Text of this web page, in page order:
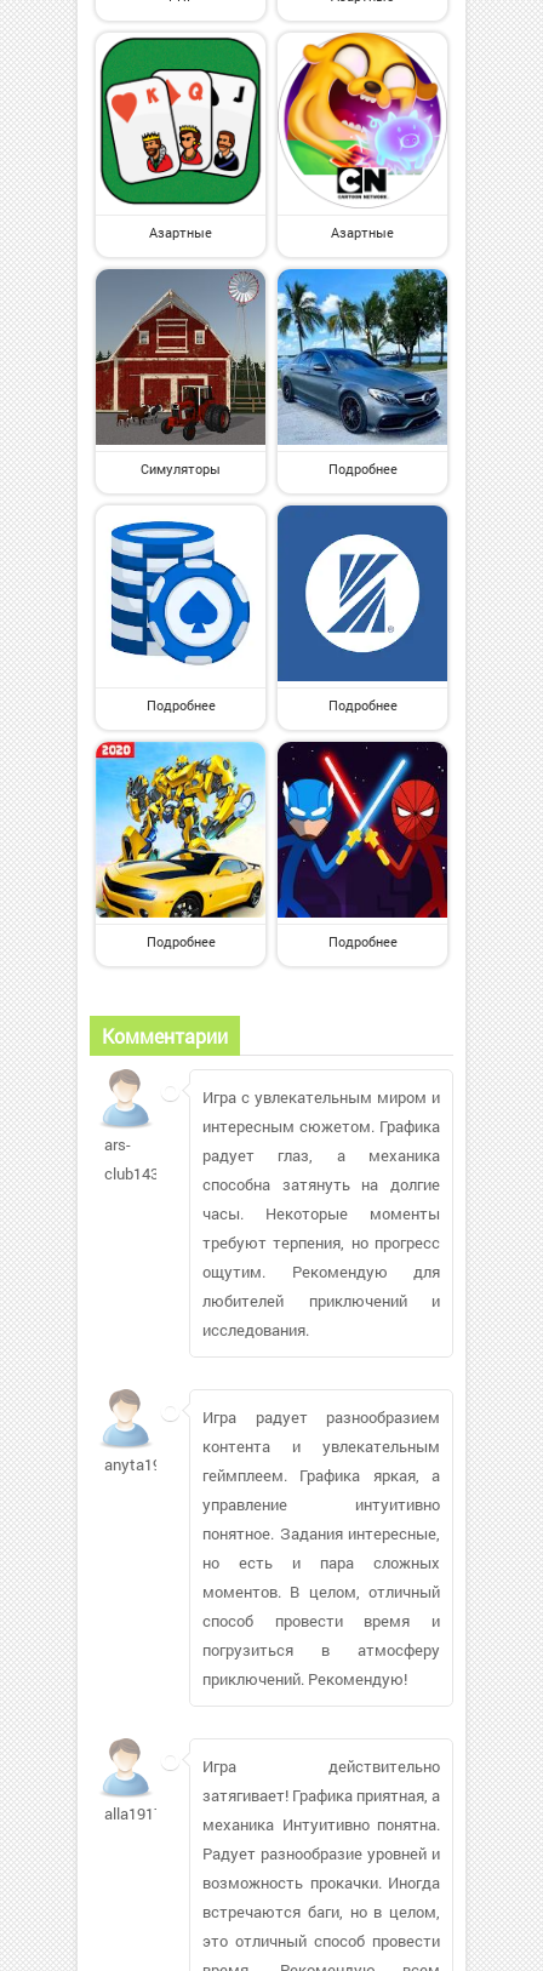
Азартные Азартные
Симуляторы Подробнее
Подробнее Подробнее
Подробнее Подробнее
Комментарии
ars-
club143
Игра с увлекательным миром и
интересным сюжетом. Графика
радует глаз, а механика
способна затянуть на долгие
часы. Некоторые моменты
требуют терпения, но прогресс
ощутим. Рекомендую для
любителей приключений и
исследования.
anyta1985
Игра радует разнообразием
контента и увлекательным
геймплеем. Графика яркая, а
управление интуитивно
понятное. Задания интересные,
но есть и пара сложных
моментов. В целом, отличный
способ провести время и
погрузиться в атмосферу
приключений. Рекомендую!
alla1917298
Игра действительно
затягивает! Графика приятная, а
механика Интуитивно понятна.
Радует разнообразие уровней и
возможность прокачки. Иногда
встречаются баги, но в целом,
это отличный способ провести